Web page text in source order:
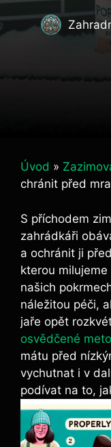
Úvod »
chránit před
S příchodem
zahrádkáři
a ochránit ji
kterou
našich
náležitou péči,
jaře opět
osvědčené
mátu před
vychutnat i v
podívat na to,